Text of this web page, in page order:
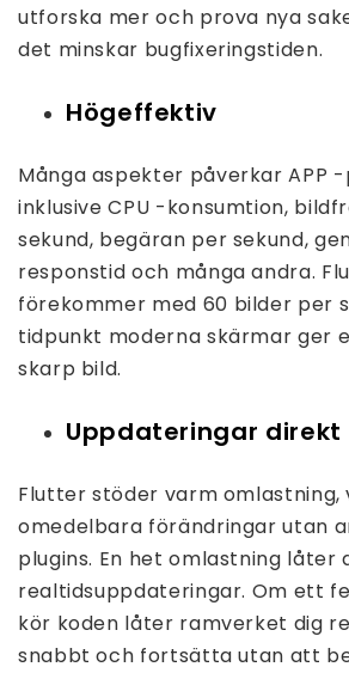
utforska mer och prova nya
det minskar bugfixeringstiden.
Högeffektiv
Många aspekter påverkar APP
inklusive CPU -konsumtion,
sekund, begäran per sekund,
responstid och många andra.
förekommer med 60 bilder per
tidpunkt moderna skärmar ger
skarp bild.
Uppdateringar direkt
Flutter stöder varm omlastning,
omedelbara förändringar utan
plugins. En het omlastning låter
realtidsuppdateringar. Om ett
kör koden låter ramverket dig
snabbt och fortsätta utan att